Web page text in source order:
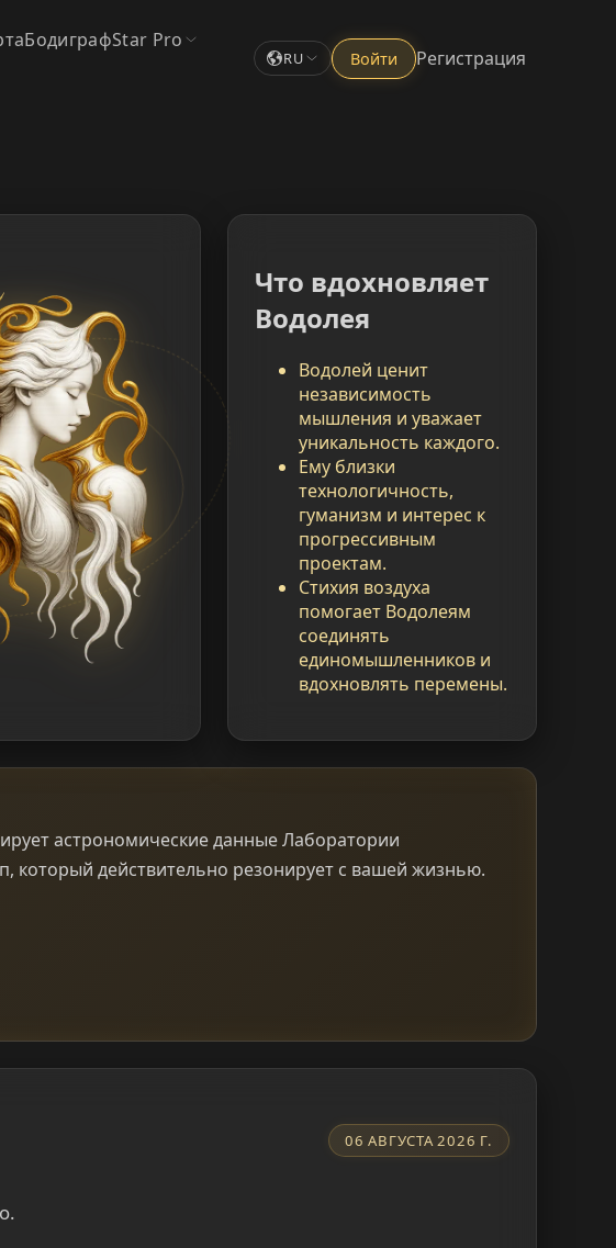
БодиграфStar Pro
RU Войти Регистрация
Что вдохновляет
Водолея
Водолей ценит
независимость
мышления и уважает
уникальность каждого.
Ему близки
технологичность,
гуманизм и интерес к
прогрессивным
проектам.
Стихия воздуха
помогает Водолеям
соединять
единомышленников и
вдохновлять перемены.
астрономические данные Лаборатории
который действительно резонирует с вашей жизнью.
06 АВГУСТА 2026 Г.